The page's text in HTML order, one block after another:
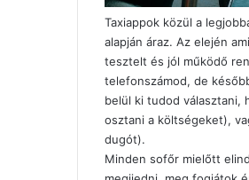
Taxiappok közül a
alapján áraz. Az elején
tesztelt és jól működő
telefonszámod, de
belül ki tudod választani,
osztani a költségeket),
dugót).
Minden sofőr mielőtt